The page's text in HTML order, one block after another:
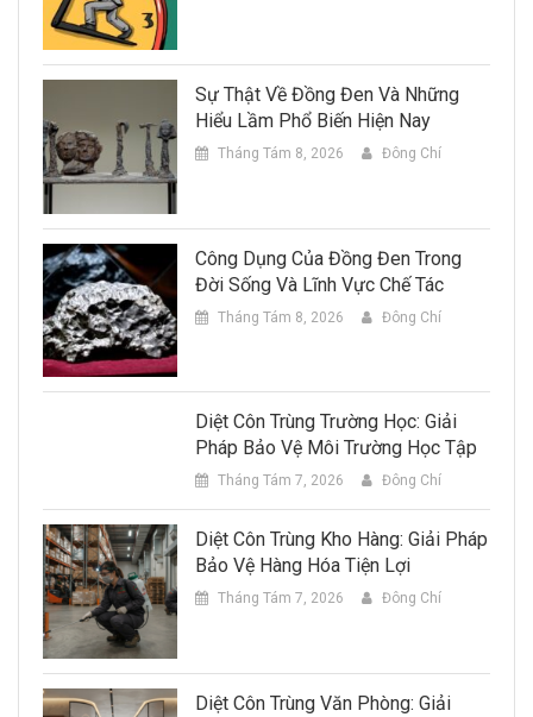
Sự Thật Về Đồng Đen Và Những
Hiểu Lầm Phổ Biến Hiện Nay
Tháng Tám 8, 2026 Đông Chí
Công Dụng Của Đồng Đen Trong
Đời Sống Và Lĩnh Vực Chế Tác
Tháng Tám 8, 2026 Đông Chí
Diệt Côn Trùng Trường Học: Giải
Pháp Bảo Vệ Môi Trường Học Tập
Tháng Tám 7, 2026 Đông Chí
Diệt Côn Trùng Kho Hàng: Giải Pháp
Bảo Vệ Hàng Hóa Tiện Lợi
Tháng Tám 7, 2026 Đông Chí
Diệt Côn Trùng Văn Phòng: Giải